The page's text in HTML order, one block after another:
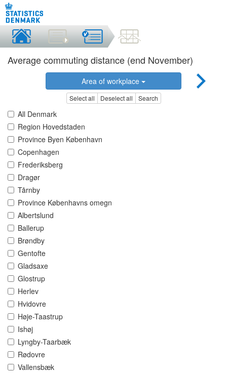
Average commuting distance (end November)
Area of workplace
Select all Deselect all Search
All Denmark
Region Hovedstaden
Province Byen København
Copenhagen
Frederiksberg
Dragør
Tårnby
Province Københavns omegn
Albertslund
Ballerup
Brøndby
Gentofte
Gladsaxe
Glostrup
Herlev
Hvidovre
Høje-Taastrup
Ishøj
Lyngby-Taarbæk
Rødovre
Vallensbæk